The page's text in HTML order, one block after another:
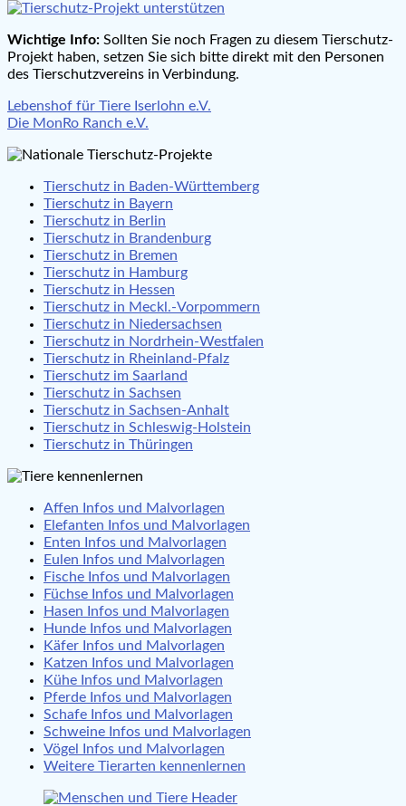
Wichtige Info: Sollten Sie noch Fragen zu diesem Tierschutz-
Projekt haben, setzen Sie sich bitte direkt mit den Personen
des Tierschutzvereins in Verbindung.
Beitragsnavigation
Lebenshof für Tiere Iserlohn e.V.
Die MonRo Ranch e.V.
Tierschutz in Baden-Württemberg
Tierschutz in Bayern
Tierschutz in Berlin
Tierschutz in Brandenburg
Tierschutz in Bremen
Tierschutz in Hamburg
Tierschutz in Hessen
Tierschutz in Meckl.-Vorpommern
Tierschutz in Niedersachsen
Tierschutz in Nordrhein-Westfalen
Tierschutz in Rheinland-Pfalz
Tierschutz im Saarland
Tierschutz in Sachsen
Tierschutz in Sachsen-Anhalt
Tierschutz in Schleswig-Holstein
Tierschutz in Thüringen
Affen Infos und Malvorlagen
Elefanten Infos und Malvorlagen
Enten Infos und Malvorlagen
Eulen Infos und Malvorlagen
Fische Infos und Malvorlagen
Füchse Infos und Malvorlagen
Hasen Infos und Malvorlagen
Hunde Infos und Malvorlagen
Käfer Infos und Malvorlagen
Katzen Infos und Malvorlagen
Kühe Infos und Malvorlagen
Pferde Infos und Malvorlagen
Schafe Infos und Malvorlagen
Schweine Infos und Malvorlagen
Vögel Infos und Malvorlagen
Weitere Tierarten kennenlernen